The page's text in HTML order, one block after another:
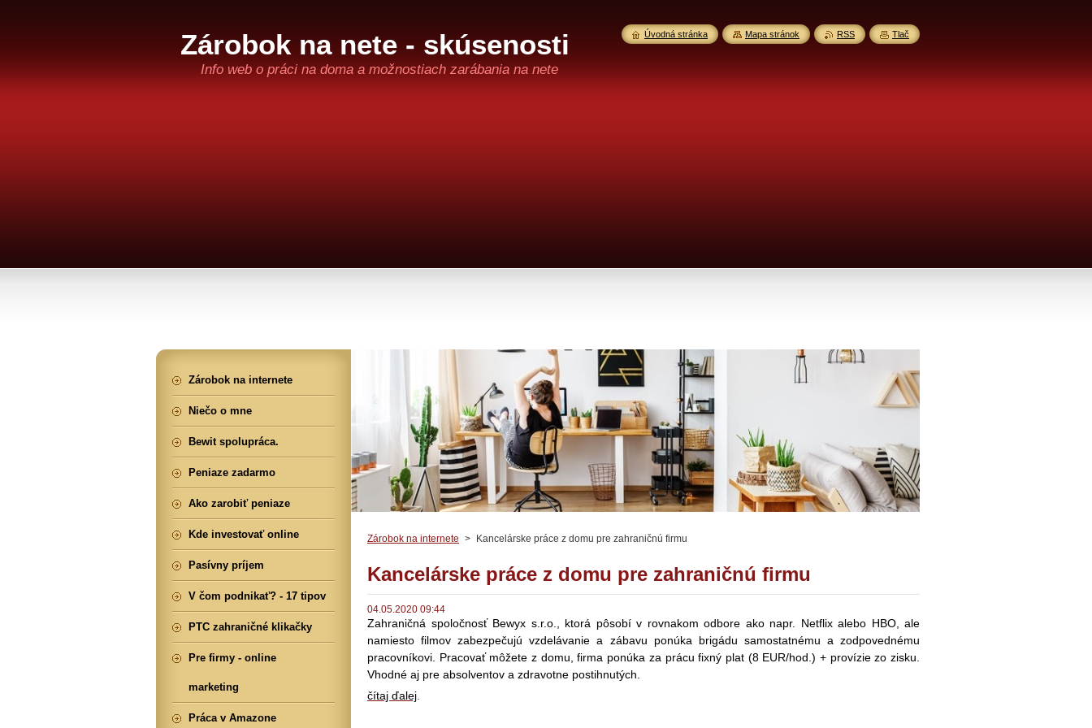
Zárobok na nete - skúsenosti
Info web o práci na doma a možnostiach zarábania na nete
Zárobok na internete > Kancelárske práce z domu pre zahraničnú firmu
Kancelárske práce z domu pre zahraničnú firmu
04.05.2020 09:44
Zahraničná spoločnosťBewyx s.r.o., ktorá pôsobí v rovnakom odbore ako napr. Netflix alebo HBO, ale
namiesto filmov zabezpečujú vzdelávanie a zábavu ponúka brigádu samostatnému a zodpovednému
pracovníkovi. Pracovať môžete z domu, firma ponúka za prácu fixný plat (8 EUR/hod.) + provízie zo zisku.
Vhodné aj pre absolventov a zdravotne postihnutých.
čítaj ďalej
Zárobok na internete
Niečo o mne
Bewit spolupráca.
Peniaze zadarmo
Ako zarobiť peniaze
Kde investovať online
Pasívny príjem
V čom podnikať? - 17 tipov
PTC zahraničné klikačky
Pre firmy - online
marketing
Práca v Amazone
Úvodná stránka Mapa stránok RSS Tlač